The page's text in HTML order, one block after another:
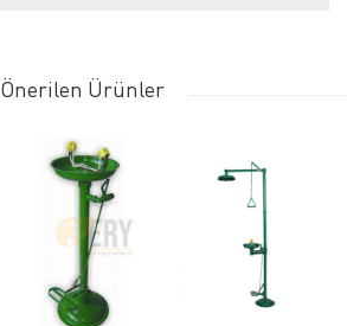
Önerilen Ürünler